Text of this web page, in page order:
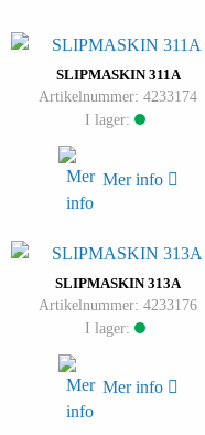
SLIPMASKIN 311A
Artikelnummer: 4233174
I lager:
Mer info
SLIPMASKIN 313A
Artikelnummer: 4233176
I lager:
Mer info